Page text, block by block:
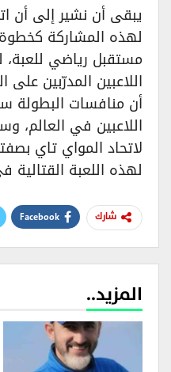
يبقى أن نشير إلى أن
لهذه المشاركة
مستقبل رياضي
اللاعبين المدرّبين على
أن منافسات البطولة
اللاعبين في العالم،
لاتحاد المواي تاي
لهذه اللعبة القتالية
شارك Facebook
المزيد..